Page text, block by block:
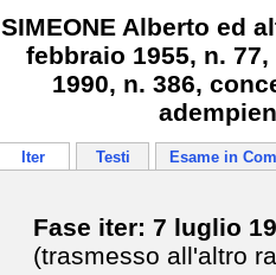
SIMEONE Alberto ed
febbraio 1955, n.
1990, n. 386,
Iter Testi Esame in
Fase iter: 7 luglio
(trasmesso all'altro